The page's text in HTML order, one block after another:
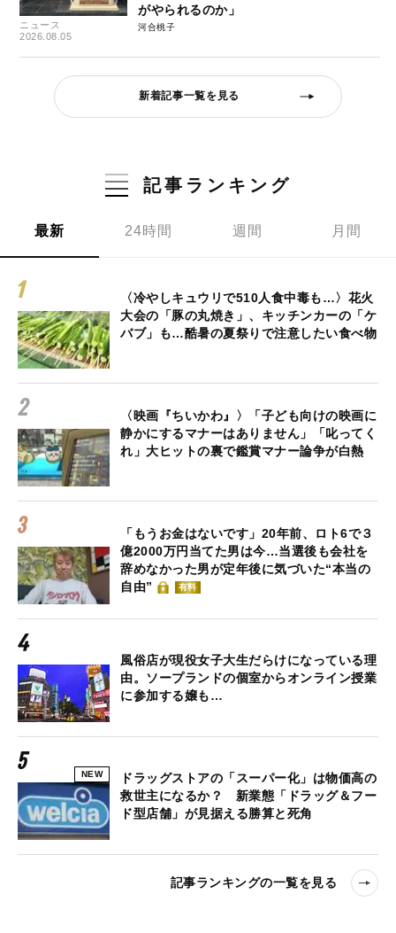
ニュース
2026.08.05
がやられるのか」
河合桃子
新着記事一覧を見る
記事ランキング
最新 24時間 週間 月間
〈冷やしキュウリで510人食中毒も…〉花火
大会の「豚の丸焼き」、キッチンカーの「ケ
バブ」も…酷暑の夏祭りで注意したい食べ物
〈映画『ちいかわ』〉「子ども向けの映画に
静かにするマナーはありません」「叱ってく
れ」大ヒットの裏で鑑賞マナー論争が白熱
「もうお金はないです」20年前、ロト6で３
億2000万円当てた男は今…当選後も会社を
辞めなかった男が定年後に気づいた“本当の
自由”
有料
風俗店が現役女子大生だらけになっている理
由。ソープランドの個室からオンライン授業
に参加する嬢も…
NEW
ドラッグストアの「スーパー化」は物価高の
救世主になるか？ 新業態「ドラッグ＆フー
ド型店舗」が見据える勝算と死角
記事ランキングの一覧を見る